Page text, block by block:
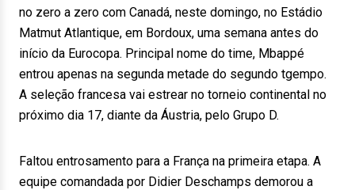
no zero a zero com Canadá, neste domingo, no Estádio
Matmut Atlantique, em Bordoux, uma semana antes do
início da Eurocopa. Principal nome do time, Mbappé
entrou apenas na segunda metade do segundo tgempo.
A seleção francesa vai estrear no torneio continental no
próximo dia 17, diante da Áustria, pelo Grupo D.
Faltou entrosamento para a França na primeira etapa. A
equipe comandada por Didier Deschamps demorou a